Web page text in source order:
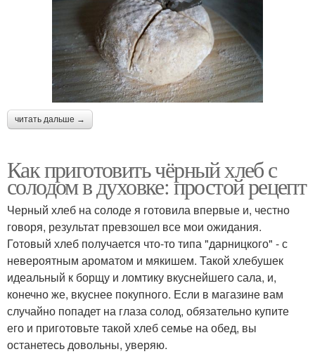
читать дальше →
Как приготовить чёрный хлеб с
солодом в духовке: простой рецепт
Черный хлеб на солоде я готовила впервые и, честно
говоря, результат превзошел все мои ожидания.
Готовый хлеб получается что-то типа "дарницкого" - с
невероятным ароматом и мякишем. Такой хлебушек
идеальный к борщу и ломтику вкуснейшего сала, и,
конечно же, вкуснее покупного. Если в магазине вам
случайно попадет на глаза солод, обязательно купите
его и приготовьте такой хлеб семье на обед, вы
останетесь довольны, уверяю.